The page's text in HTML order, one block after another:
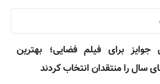
جوایز برای فیلم فضایی؛ بهترین
سال را منتقدان انتخاب کردند